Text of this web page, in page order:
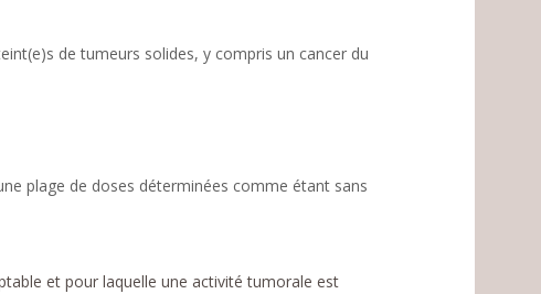
de tumeurs solides, y compris un cancer du
plage de doses déterminées comme étant sans
et pour laquelle une activité tumorale est